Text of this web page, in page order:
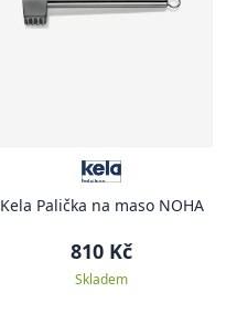
Kela Palička na maso NOHA
810 Kč
Skladem